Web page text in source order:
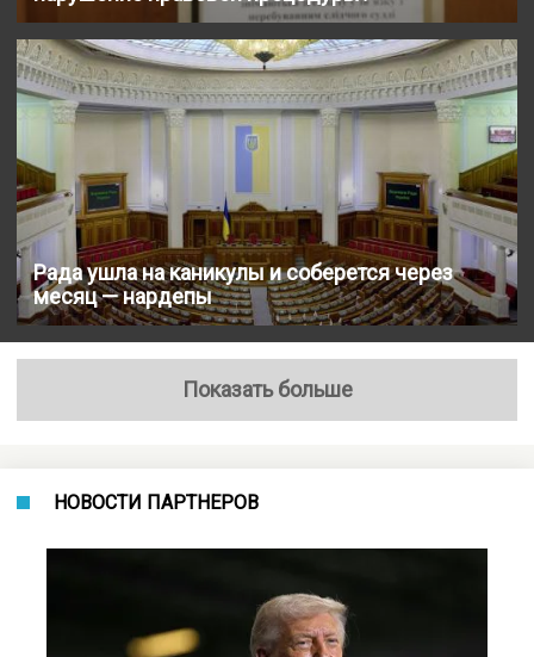
Рада ушла на каникулы и соберется через
месяц — нардепы
Показать больше
НОВОСТИ ПАРТНЕРОВ